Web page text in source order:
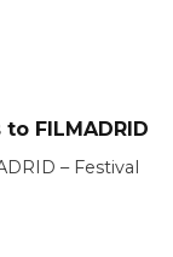
FILMADRID
– Festival